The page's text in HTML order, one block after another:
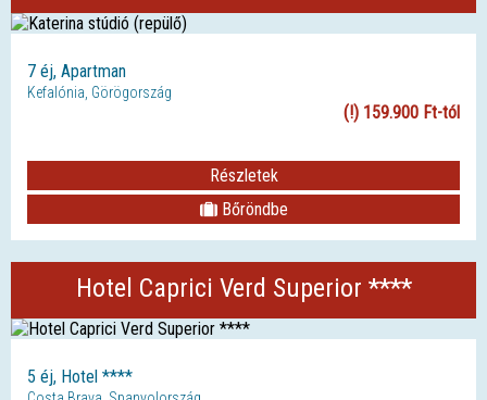
7 éj, Apartman
Kefalónia, Görögország
(!) 159.900 Ft-tól
Részletek
Bőröndbe
Hotel Caprici Verd Superior ****
5 éj, Hotel ****